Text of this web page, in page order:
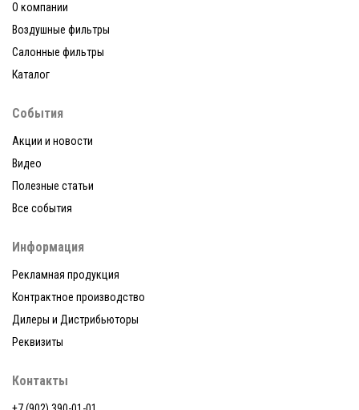
О компании
Воздушные фильтры
Салонные фильтры
Каталог
События
Акции и новости
Видео
Полезные статьи
Все события
Информация
Рекламная продукция
Контрактное производство
Дилеры и Дистрибьюторы
Реквизиты
Контакты